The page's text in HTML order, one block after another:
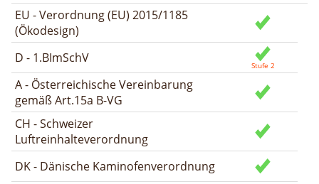
EU - Verordnung (EU) 2015/1185
(Ökodesign)
D - 1.BImSchV
A - Österreichische Vereinbarung
gemäß Art.15a B-VG
CH - Schweizer
Luftreinhalteverordnung
DK - Dänische Kaminofenverordnung